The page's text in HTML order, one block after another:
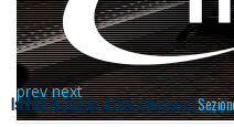
prev next
Istituto Nazionale di Fisica Nucleare |